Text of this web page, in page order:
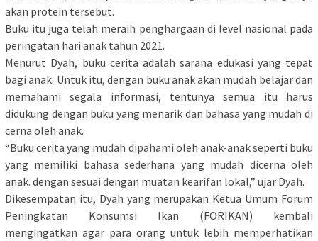
akan protein tersebut.
Buku itu juga telah meraih penghargaan di level nasional pada
peringatan hari anak tahun 2021.
Menurut Dyah, buku cerita adalah sarana edukasi yang tepat
bagi anak. Untuk itu, dengan buku anak akan mudah belajar dan
memahami segala informasi, tentunya semua itu harus
didukung dengan buku yang menarik dan bahasa yang mudah di
cerna oleh anak.
“Buku cerita yang mudah dipahami oleh anak-anak seperti buku
yang memiliki bahasa sederhana yang mudah dicerna oleh
anak. dengan sesuai dengan muatan kearifan lokal,” ujar Dyah.
Dikesempatan itu, Dyah yang merupakan Ketua Umum Forum
Peningkatan Konsumsi Ikan (FORIKAN) kembali
mengingatkan agar para orang untuk lebih memperhatikan